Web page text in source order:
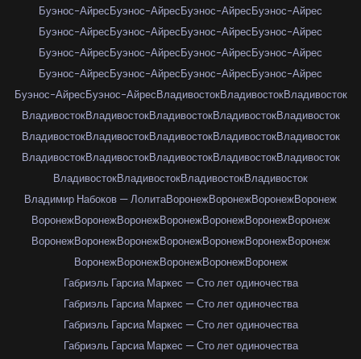
Буэнос-АйресБуэнос-АйресБуэнос-АйресБуэнос-Айрес
Буэнос-АйресБуэнос-АйресБуэнос-АйресБуэнос-Айрес
Буэнос-АйресБуэнос-АйресБуэнос-АйресБуэнос-Айрес
Буэнос-АйресБуэнос-АйресБуэнос-АйресБуэнос-Айрес
Буэнос-АйресБуэнос-АйресВладивостокВладивостокВладивосток
ВладивостокВладивостокВладивостокВладивостокВладивосток
ВладивостокВладивостокВладивостокВладивостокВладивосток
ВладивостокВладивостокВладивостокВладивостокВладивосток
ВладивостокВладивостокВладивостокВладивосток
Владимир Набоков — ЛолитаВоронежВоронежВоронежВоронеж
ВоронежВоронежВоронежВоронежВоронежВоронежВоронеж
ВоронежВоронежВоронежВоронежВоронежВоронежВоронеж
ВоронежВоронежВоронежВоронежВоронеж
Габриэль Гарсиа Маркес — Сто лет одиночества
Габриэль Гарсиа Маркес — Сто лет одиночества
Габриэль Гарсиа Маркес — Сто лет одиночества
Габриэль Гарсиа Маркес — Сто лет одиночества